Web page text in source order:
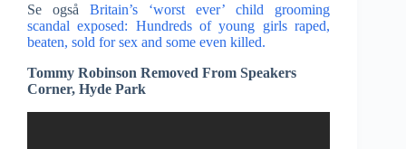
Se ogsåBritain’s ‘worst ever’ child grooming
scandal exposed: Hundreds of young girls raped,
beaten, sold for sex and some even killed.
Tommy Robinson Removed From Speakers
Corner, Hyde Park